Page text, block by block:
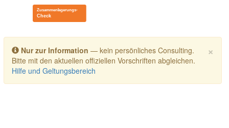
Toggle navigation
×
Nur zur Information — kein persönliches Consulting.
Bitte mit den aktuellen offiziellen Vorschriften abgleichen.
Hilfe und Geltungsbereich